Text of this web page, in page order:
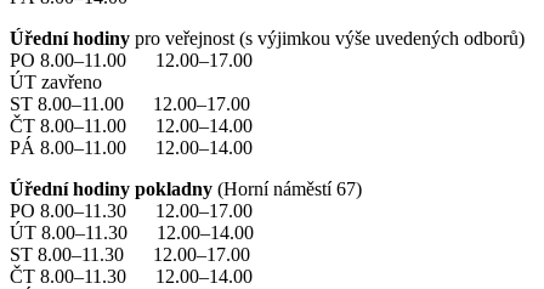
Úřední hodiny pro veřejnost (s výjimkou výše uvedených odborů)
PO 8.00–11.00 12.00–17.00
ÚT zavřeno
ST 8.00–11.00 12.00–17.00
ČT 8.00–11.00 12.00–14.00
PÁ 8.00–11.00 12.00–14.00
Úřední hodiny pokladny (Horní náměstí 67)
PO 8.00–11.30 12.00–17.00
ÚT 8.00–11.30 12.00–14.00
ST 8.00–11.30 12.00–17.00
ČT 8.00–11.30 12.00–14.00